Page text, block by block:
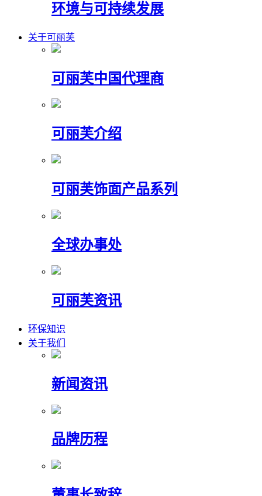
环境与可持续发展
关于可丽芙
可丽芙中国代理商
可丽芙介绍
可丽芙饰面产品系列
全球办事处
可丽芙资讯
环保知识
关于我们
新闻资讯
品牌历程